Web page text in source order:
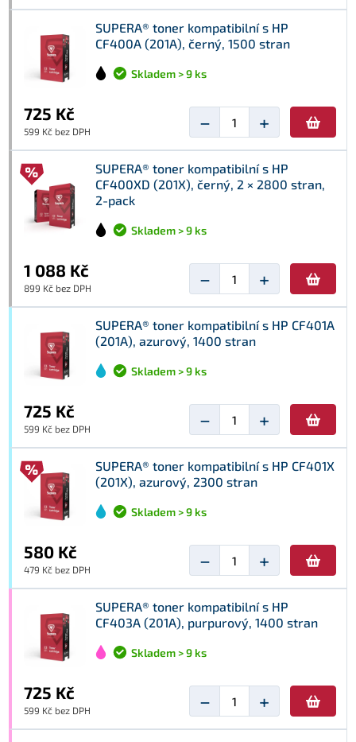
SUPERA® toner kompatibilní s HP
CF400A (201A), černý, 1500 stran
Skladem > 9 ks
725 Kč
599 Kč bez DPH − +
SUPERA® toner kompatibilní s HP
CF400XD (201X), černý, 2 × 2800 stran,
2-pack
Skladem > 9 ks
1 088 Kč
899 Kč bez DPH − +
SUPERA® toner kompatibilní s HP CF401A
(201A), azurový, 1400 stran
Skladem > 9 ks
725 Kč
599 Kč bez DPH − +
SUPERA® toner kompatibilní s HP CF401X
(201X), azurový, 2300 stran
Skladem > 9 ks
580 Kč
479 Kč bez DPH − +
SUPERA® toner kompatibilní s HP
CF403A (201A), purpurový, 1400 stran
Skladem > 9 ks
725 Kč
599 Kč bez DPH − +